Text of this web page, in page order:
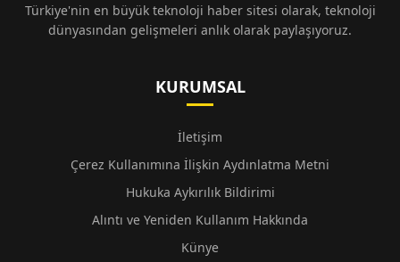
Türkiye'nin en büyük teknoloji haber sitesi olarak, teknoloji
dünyasından gelişmeleri anlık olarak paylaşıyoruz.
KURUMSAL
İletişim
Çerez Kullanımına İlişkin Aydınlatma Metni
Hukuka Aykırılık Bildirimi
Alıntı ve Yeniden Kullanım Hakkında
Künye